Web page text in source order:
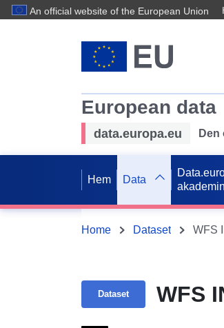
An official website of the European Union
European data
data.europa.eu
Hem Data
akademin
Home Dataset WFS
Dataset WFS